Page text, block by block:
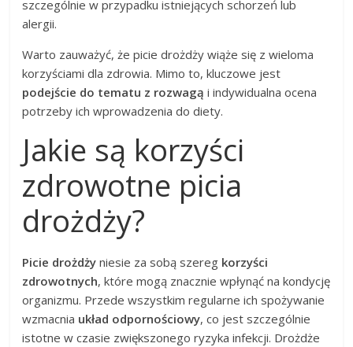
szczególnie w przypadku istniejących schorzeń lub
alergii.
Warto zauważyć, że picie drożdży wiąże się z wieloma
korzyściami dla zdrowia. Mimo to, kluczowe jest
podejście do tematu z rozwagą i indywidualna ocena
potrzeby ich wprowadzenia do diety.
Jakie są korzyści
zdrowotne picia
drożdży?
Picie drożdży niesie za sobą szereg korzyści
zdrowotnych, które mogą znacznie wpłynąć na kondycję
organizmu. Przede wszystkim regularne ich spożywanie
wzmacnia układ odpornościowy, co jest szczególnie
istotne w czasie zwiększonego ryzyka infekcji. Drożdże